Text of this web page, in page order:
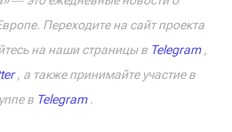
Переходите на сайт проекта
на наши страницы в Telegram,
, а также принимайте участие в
в Telegram.